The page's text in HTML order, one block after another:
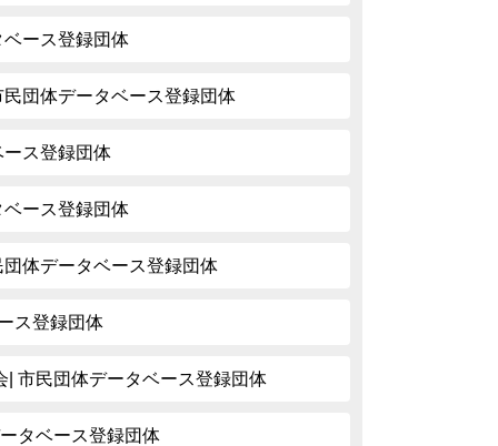
ース登録団体
団体データベース登録団体
ス登録団体
ース登録団体
体データベース登録団体
ス登録団体
| 市民団体データベース登録団体
タベース登録団体